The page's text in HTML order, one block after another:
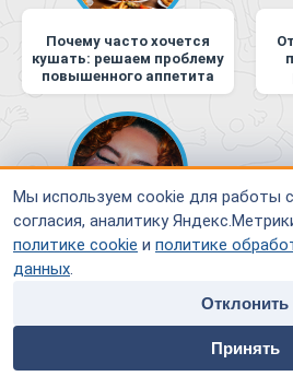
Мы используем cookie для работы
согласия, аналитику
политике cookie и политике
данных.
Отклонить
Принять
home people
Специалисты
Почему часто хочется
кушать: решаем проблему
повышенного аппетита
Что есть, чтобы не
способы снижения